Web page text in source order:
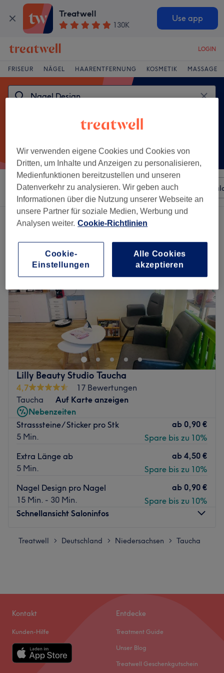
Treatwell
130K
Use app
LOGIN
FRISEUR NÄGEL HAARENTFERNUNG KOSMETIK MASSAGE
Sortieren nach Beliebiger Preis Besonderheiten
Ein Salon, der anbietet: nagel design in Taucha
Lilly Beauty Studio Taucha
4,7
17 Bewertungen
Taucha
Auf Karte anzeigen
Nebenzeiten
Strasssteine/ Sticker pro Stk
5 Min.
ab 0,90 €
Spare bis zu 10%
Extra Länge ab
5 Min.
ab 4,50 €
Spare bis zu 10%
Nagel Design pro Nagel
15 Min. - 30 Min.
ab 0,90 €
Spare bis zu 10%
Schnellansicht Saloninfos
Montag 09:00– 18:00
Sonntag
die sich gepflegte Nägel und kreative Nageldesigns
wünschen. Überzeuge dich selbst und buche deinen
Treatwell > Deutschland > Niedersachsen > Taucha
Kontakt
Kunden-Hilfe
Entdecke
Treatment Guide
Unser Blog
Treatwell Geschenkgutschein
Wir verwenden eigene Cookies und Cookies von
Dritten, um Inhalte und Anzeigen zu personalisieren,
Medienfunktionen bereitzustellen und unseren
Datenverkehr zu analysieren. Wir geben auch
Informationen über die Nutzung unserer Webseite an
unsere Partner für soziale Medien, Werbung und
Analysen weiter. Cookie-Richtlinien
Cookie-
Einstellungen
Alle Cookies
akzeptieren